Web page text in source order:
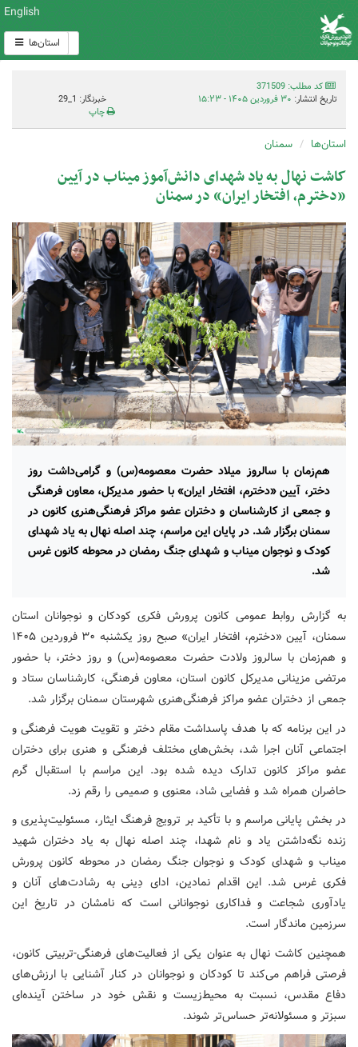
English
استان‌ها
کد مطلب: 371509
تاریخ انتشار: ۳۰ فروردین ۱۴۰۵ - ۱۵:۲۳
خبرنگار: 1_29
چاپ
استان‌ها سمنان
کاشت نهال به یاد شهدای دانش‌آموز میناب در آیین
«دخترم، افتخار ایران» در سمنان
هم‌زمان با سالروز میلاد حضرت معصومه(س) و گرامی‌داشت روز
دختر، آیین «دخترم، افتخار ایران» با حضور مدیرکل، معاون فرهنگی
و جمعی از کارشناسان و دختران عضو مراکز فرهنگی‌هنری کانون در
سمنان برگزار شد. در پایان این مراسم، چند اصله نهال به یاد شهدای
کودک و نوجوان میناب و شهدای جنگ رمضان در محوطه کانون غرس
شد.
به گزارش روابط عمومی کانون پرورش فکری کودکان و نوجوانان استان
سمنان، آیین «دخترم، افتخار ایران» صبح روز یکشنبه ۳۰ فروردین ۱۴۰۵
و هم‌زمان با سالروز ولادت حضرت معصومه(س) و روز دختر، با حضور
مرتضی مزینانی مدیرکل کانون استان، معاون فرهنگی، کارشناسان ستاد و
جمعی از دختران عضو مراکز فرهنگی‌هنری شهرستان سمنان برگزار شد.
در این برنامه که با هدف پاسداشت مقام دختر و تقویت هویت فرهنگی و
اجتماعی آنان اجرا شد، بخش‌های مختلف فرهنگی و هنری برای دختران
عضو مراکز کانون تدارک دیده شده بود. این مراسم با استقبال گرم
حاضران همراه شد و فضایی شاد، معنوی و صمیمی را رقم زد.
در بخش پایانی مراسم و با تأکید بر ترویج فرهنگ ایثار، مسئولیت‌پذیری و
زنده نگه‌داشتن یاد و نام شهدا، چند اصله نهال به یاد دختران شهید
میناب و شهدای کودک و نوجوان جنگ رمضان در محوطه کانون پرورش
فکری غرس شد. این اقدام نمادین، ادای دِینی به رشادت‌های آنان و
یادآوری شجاعت و فداکاری نوجوانانی است که نامشان در تاریخ این
سرزمین ماندگار است.
همچنین کاشت نهال به عنوان یکی از فعالیت‌های فرهنگی-تربیتی کانون،
فرصتی فراهم می‌کند تا کودکان و نوجوانان در کنار آشنایی با ارزش‌های
دفاع مقدس، نسبت به محیط‌زیست و نقش خود در ساختن آینده‌ای
سبزتر و مسئولانه‌تر حساس‌تر شوند.